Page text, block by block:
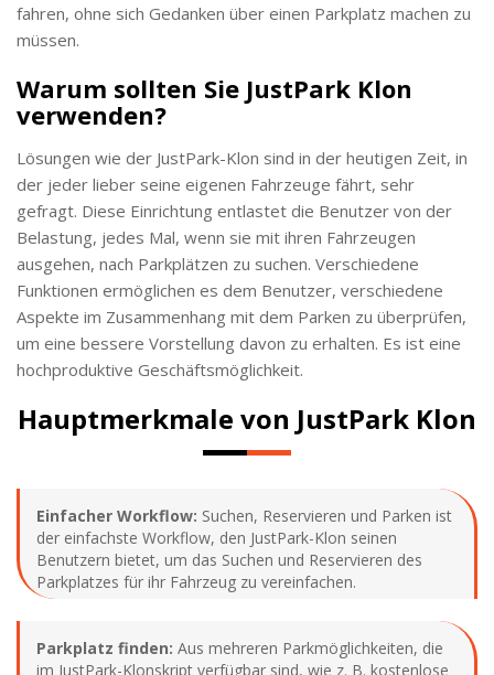
fahren, ohne sich Gedanken über einen Parkplatz machen zu
müssen.
Warum sollten Sie JustPark Klon
verwenden?
Lösungen wie der JustPark-Klon sind in der heutigen Zeit, in
der jeder lieber seine eigenen Fahrzeuge fährt, sehr
gefragt. Diese Einrichtung entlastet die Benutzer von der
Belastung, jedes Mal, wenn sie mit ihren Fahrzeugen
ausgehen, nach Parkplätzen zu suchen. Verschiedene
Funktionen ermöglichen es dem Benutzer, verschiedene
Aspekte im Zusammenhang mit dem Parken zu überprüfen,
um eine bessere Vorstellung davon zu erhalten. Es ist eine
hochproduktive Geschäftsmöglichkeit.
Hauptmerkmale von JustPark Klon
Einfacher Workflow: Suchen, Reservieren und Parken ist
der einfachste Workflow, den JustPark-Klon seinen
Benutzern bietet, um das Suchen und Reservieren des
Parkplatzes für ihr Fahrzeug zu vereinfachen.
Parkplatz finden: Aus mehreren Parkmöglichkeiten, die
im JustPark-Klonskript verfügbar sind, wie z. B. kostenlose